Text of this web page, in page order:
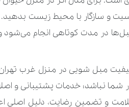
و سازگار با محیط زیست بدهید.
در مدت کوتاهی انجام می‌شود و
کیفیت مبل شویی در منزل غرب
نباشد؛ خدمات پشتیبانی و
و تضمین رضایت، دلیل اصلی